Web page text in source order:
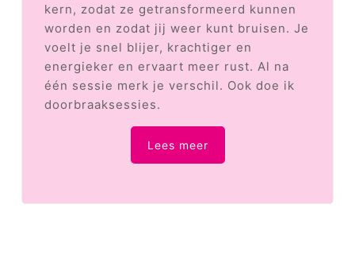
kern, zodat ze getransformeerd kunnen
worden en zodat jij weer kunt bruisen. Je
voelt je snel blijer, krachtiger en
energieker en ervaart meer rust. Al na
één sessie merk je verschil. Ook doe ik
doorbraaksessies.
Lees meer